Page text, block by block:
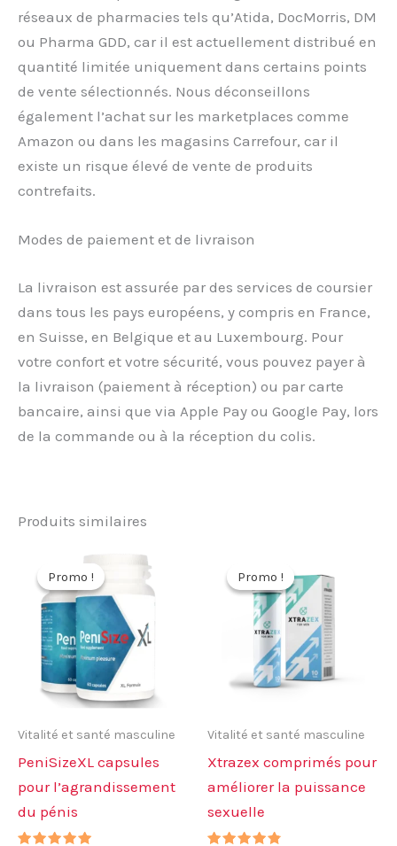
réseaux de pharmacies tels qu’Atida, DocMorris, DM
ou Pharma GDD, car il est actuellement distribué en
quantité limitée uniquement dans certains points
de vente sélectionnés. Nous déconseillons
également l’achat sur les marketplaces comme
Amazon ou dans les magasins Carrefour, car il
existe un risque élevé de vente de produits
contrefaits.
Modes de paiement et de livraison
La livraison est assurée par des services de coursier
dans tous les pays européens, y compris en France,
en Suisse, en Belgique et au Luxembourg. Pour
votre confort et votre sécurité, vous pouvez payer à
la livraison (paiement à réception) ou par carte
bancaire, ainsi que via Apple Pay ou Google Pay, lors
de la commande ou à la réception du colis.
Produits similaires
Promo !
Promo !
Vitalité et santé masculine
PeniSizeXL capsules
pour l’agrandissement
du pénis
Promo !
Promo !
Vitalité et santé masculine
Xtrazex comprimés pour
améliorer la puissance
sexuelle